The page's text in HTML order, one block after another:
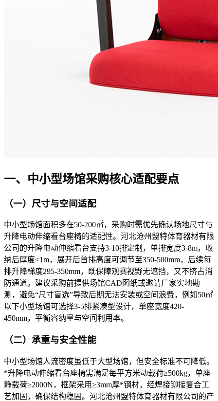
一、中小型场馆采购核心适配要点​
（一）尺寸与空间适配​
中小型场馆面积多在50-200㎡，采购时需优先确认场地尺寸与
升降电动伸缩看台座椅的适配性。河北沧州盟特体育器材有限
公司的升降电动伸缩看台支持3-10排定制，单排宽度3-8m，收
纳后厚度≤1m，展开后首排高度可调节至350-500mm，后续每
排升降梯度295-350mm，既保障观赛视野无遮挡，又不挤占消
防通道。建议采购前提供场馆CAD图纸或邀请厂家实地勘
测，避免“尺寸盲选”导致后期无法安装或空间浪费，例如50㎡
以下小型场馆可选择3-5排紧凑型设计，单座宽度420-
450mm，平衡容纳量与空间利用率。​
（二）承重与安全性能​
中小型场馆人流密度虽低于大型场馆，但安全标准不可降低。
*升降电动伸缩看台座椅需满足每平方米动载荷≥500kg，单座
静载荷≥2000N，框架采用≥3mm厚*钢材，经焊接铆接复合工
艺加固，确保结构稳固。河北沧州盟特体育器材有限公司的产